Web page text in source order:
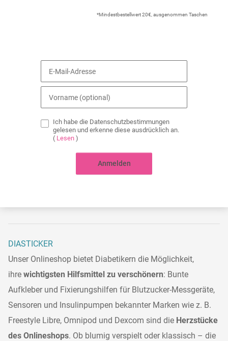
Ich habe die Datenschutzbestimmungen
gelesen und erkenne diese ausdrücklich an.
( Lesen )
Anmelden
*Mindestbestellwert 20€, ausgenommen Taschen
DIASTICKER
Unser Onlineshop bietet Diabetikern die Möglichkeit,
ihre wichtigsten Hilfsmittel zu verschönern: Bunte
Aufkleber und Fixierungshilfen für Blutzucker-Messgeräte,
Sensoren und Insulinpumpen bekannter Marken wie z. B.
Freestyle Libre, Omnipod und Dexcom sind die Herzstücke
des Onlineshops. Ob blumig verspielt oder klassisch – die